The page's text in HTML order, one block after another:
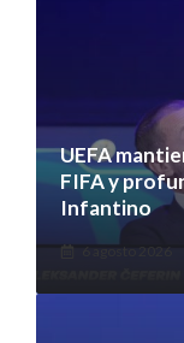
UEFA
FIFA y
Infantino
6 agosto 2026